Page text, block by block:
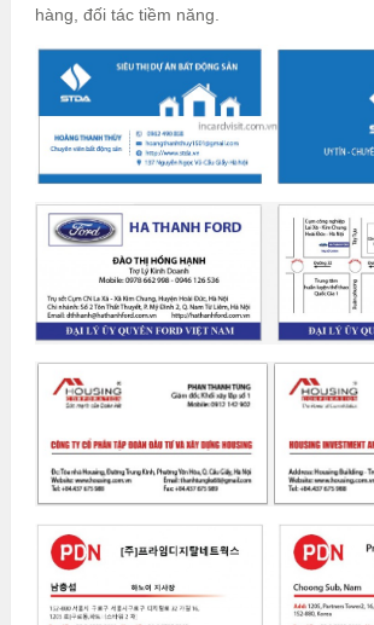
hàng, đối tác tiềm năng.